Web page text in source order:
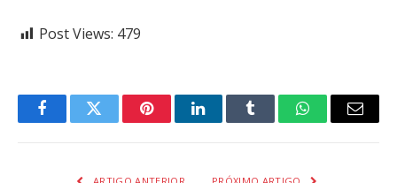
Post Views: 479
FacebookTwitter PinterestLinkedInTumblr WhatsAppEmail